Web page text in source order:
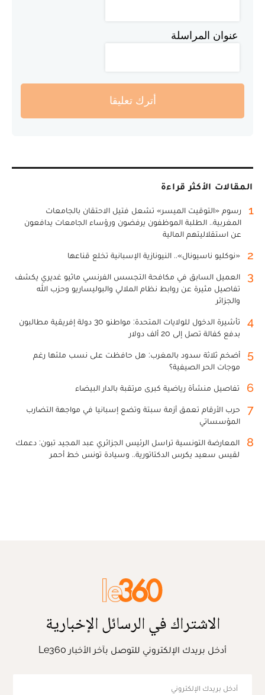
عنوان المراسلة
أترك تعليقا
المقالات الأكثر قراءة
1
رسوم «التوقيت الميسر» تشعل فتيل الاحتقان بالجامعات
المغربية.. الطلبة الموظفون يرفضون ورؤساء الجامعات يدافعون
عن استقلاليتهم المالية
2 «نوكليو ناسيونال».. النيونازية الإسبانية تخلع قناعها
3
العميل السابق في مكافحة التجسس الفرنسي ماثيو غديري يكشف
تفاصيل مثيرة عن روابط نظام الملالي والبوليساريو وحزب الله
والجزائر
4
تأشيرة الدخول للولايات المتحدة: مواطنو 30 دولة إفريقية مطالبون
بدفع كفالة تصل إلى 20 ألف دولار
5
أضخم ثلاثة سدود بالمغرب: هل حافظت على نسب ملئها رغم
موجات الحر الصيفية؟
6 تفاصيل منشأة رياضية كبرى مرتقبة بالدار البيضاء
7
حرب الأرقام تعمق أزمة سبتة وتضع إسبانيا في مواجهة التضارب
المؤسساتي
8
المعارضة التونسية تراسل الرئيس الجزائري عبد المجيد تبون: دعمك
لقيس سعيد يكرس الدكتاتورية.. وسيادة تونس خط أحمر
الاشتراك في الرسائل الإخبارية
أدخل بريدك الإلكتروني للتوصل بآخر الأخبار Le360